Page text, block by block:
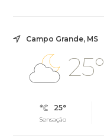
Campo Grande, MS
25°
25°
Sensação